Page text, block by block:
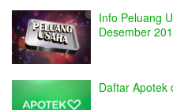
Info Peluang
Desember
Daftar Apotek